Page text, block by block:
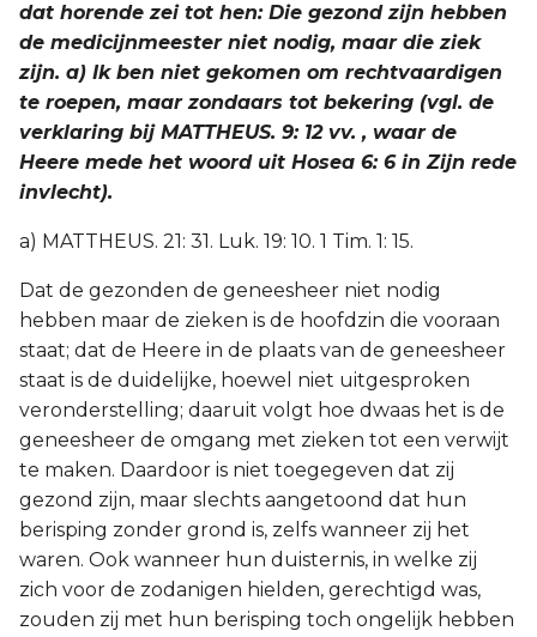
dat horende zei tot hen: Die gezond zijn hebben
de medicijnmeester niet nodig, maar die ziek
zijn. a) Ik ben niet gekomen om rechtvaardigen
te roepen, maar zondaars tot bekering (vgl. de
verklaring bij MATTHEUS. 9: 12 vv. , waar de
Heere mede het woord uit Hosea 6: 6 in Zijn rede
invlecht).
a) MATTHEUS. 21: 31. Luk. 19: 10. 1 Tim. 1: 15.
Dat de gezonden de geneesheer niet nodig
hebben maar de zieken is de hoofdzin die vooraan
staat; dat de Heere in de plaats van de geneesheer
staat is de duidelijke, hoewel niet uitgesproken
veronderstelling; daaruit volgt hoe dwaas het is de
geneesheer de omgang met zieken tot een verwijt
te maken. Daardoor is niet toegegeven dat zij
gezond zijn, maar slechts aangetoond dat hun
berisping zonder grond is, zelfs wanneer zij het
waren. Ook wanneer hun duisternis, in welke zij
zich voor de zodanigen hielden, gerechtigd was,
zouden zij met hun berisping toch ongelijk hebben